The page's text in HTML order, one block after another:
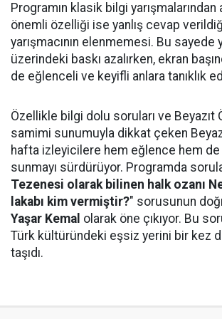
Programın klasik bilgi yarışmalarından
önemli özelliği ise yanlış cevap
yarışmacının elenmemesi. Bu sayede
üzerindeki baskı azalırken, ekran
de eğlenceli ve keyifli anlara tanıklık
Özellikle bilgi dolu soruları ve Beyazıt
samimi sunumuyla dikkat çeken
hafta izleyicilere hem eğlence hem
sunmayı sürdürüyor. Programda
Tezenesi olarak bilinen halk ozanı
lakabı kim vermiştir?" sorusunun
Yaşar Kemal olarak öne çıkıyor. Bu
Türk kültüründeki eşsiz yerini bir kez
taşıdı.